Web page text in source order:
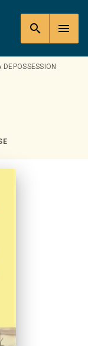
search menu
DEPOSSESSION